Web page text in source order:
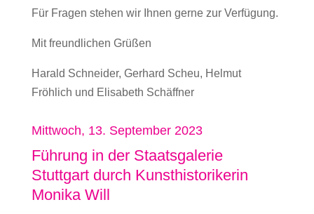
Für Fragen stehen wir Ihnen gerne zur Verfügung.
Mit freundlichen Grüßen
Harald Schneider, Gerhard Scheu, Helmut
Fröhlich und Elisabeth Schäffner
Mittwoch, 13. September 2023
Führung in der Staatsgalerie
Stuttgart durch Kunsthistorikerin
Monika Will